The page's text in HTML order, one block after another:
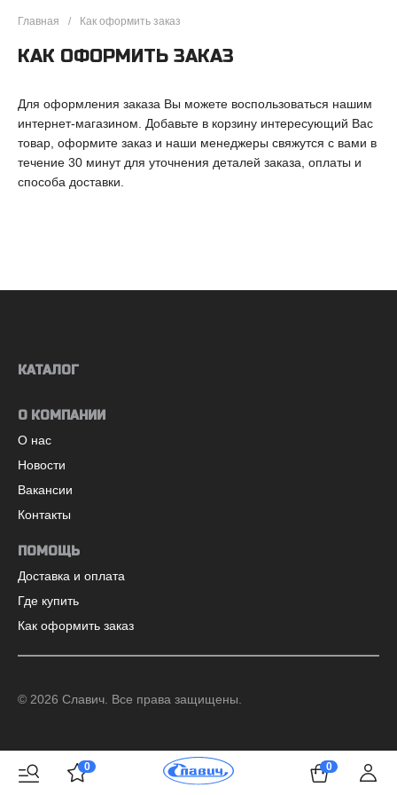
0 0
Главная Как оформить заказ
КАК ОФОРМИТЬ ЗАКАЗ
Для оформления заказа Вы можете воспользоваться нашим
интернет-магазином. Добавьте в корзину интересующий Вас
товар, оформите заказ и наши менеджеры свяжутся с вами в
течение 30 минут для уточнения деталей заказа, оплаты и
способа доставки.
КАТАЛОГ
О КОМПАНИИ
О нас
Новости
Вакансии
Контакты
ПОМОЩЬ
Доставка и оплата
Где купить
Как оформить заказ
© 2026 Славич. Все права защищены.